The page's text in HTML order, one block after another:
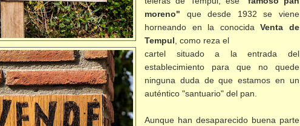
moreno" que desde 1932 se viene
horneando en la conocidaVenta de
Tempul, como reza el
cartel situado a la entrada del
establecimiento para que no quede
ninguna duda de que estamos en un
auténtico "santuario" del pan.
Aunque han desaparecido buena parte